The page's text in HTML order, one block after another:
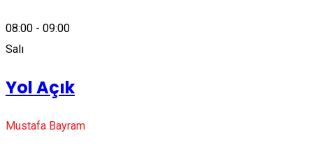
08:00 - 09:00
Salı
Yol Açık
Mustafa Bayram